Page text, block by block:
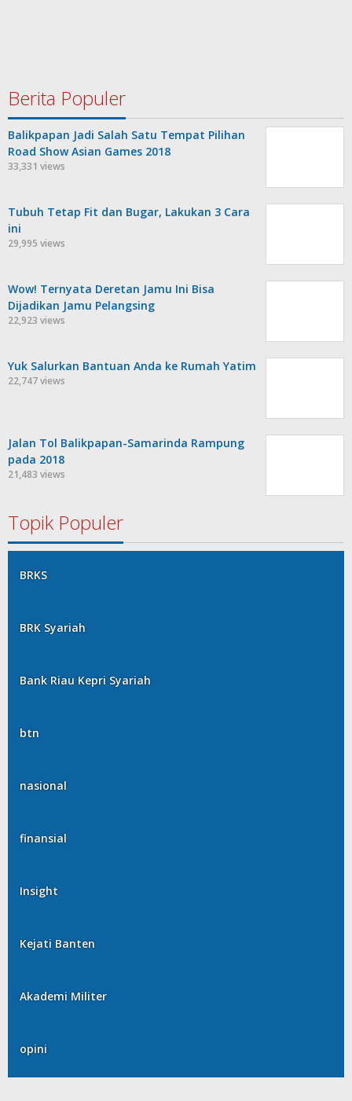
Berita Populer
Balikpapan Jadi Salah Satu Tempat Pilihan
Road Show Asian Games 2018
33,331 views
Tubuh Tetap Fit dan Bugar, Lakukan 3 Cara
ini
29,995 views
Wow! Ternyata Deretan Jamu Ini Bisa
Dijadikan Jamu Pelangsing
22,923 views
Yuk Salurkan Bantuan Anda ke Rumah Yatim
22,747 views
Jalan Tol Balikpapan-Samarinda Rampung
pada 2018
21,483 views
Topik Populer
BRKS
BRK Syariah
Bank Riau Kepri Syariah
btn
nasional
finansial
Insight
Kejati Banten
Akademi Militer
opini